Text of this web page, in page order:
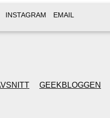
INSTAGRAM EMAIL
GEEKBLOGGEN